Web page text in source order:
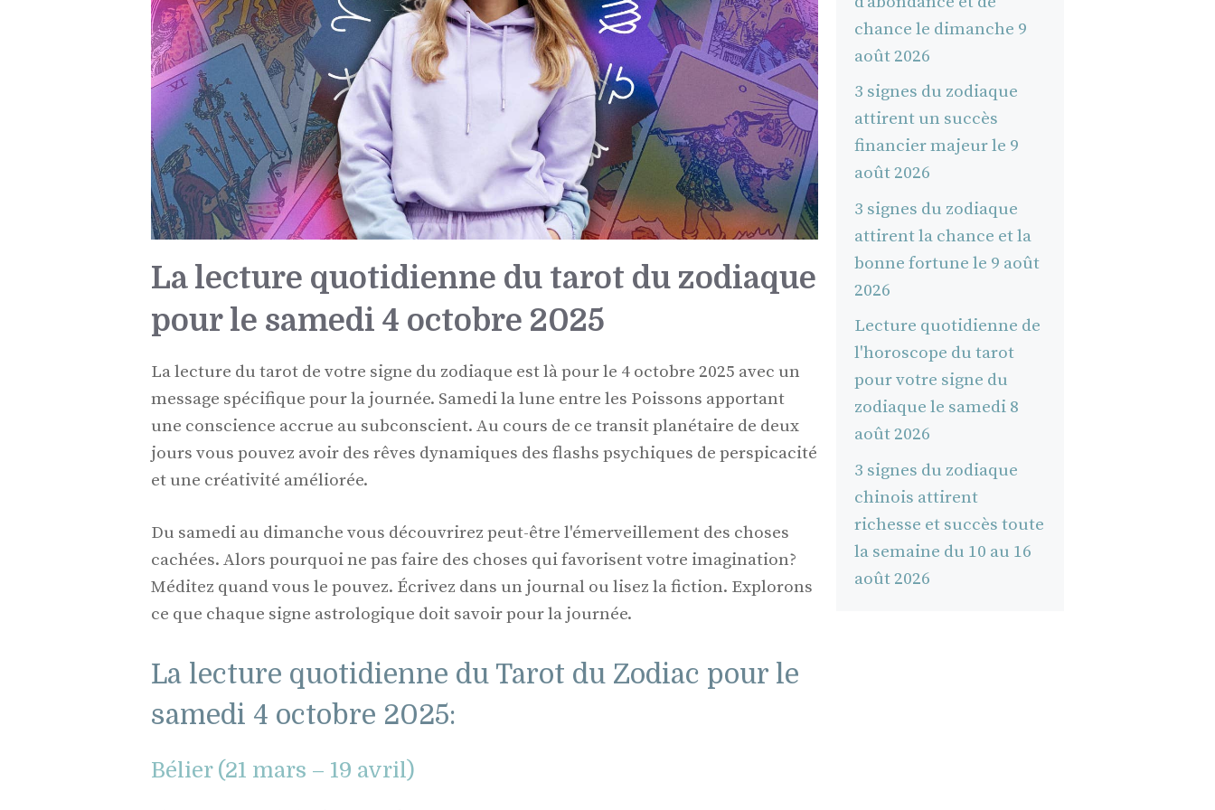
La lecture quotidienne du tarot du zodiaque
pour le samedi 4 octobre 2025
La lecture du tarot de votre signe du zodiaque est là pour le 4 octobre 2025 avec un
message spécifique pour la journée. Samedi la lune entre les Poissons apportant
une conscience accrue au subconscient. Au cours de ce transit planétaire de deux
jours vous pouvez avoir des rêves dynamiques des flashs psychiques de perspicacité
et une créativité améliorée.
Du samedi au dimanche vous découvrirez peut-être l'émerveillement des choses
cachées. Alors pourquoi ne pas faire des choses qui favorisent votre imagination?
Méditez quand vous le pouvez. Écrivez dans un journal ou lisez la fiction. Explorons
ce que chaque signe astrologique doit savoir pour la journée.
La lecture quotidienne du Tarot du Zodiac pour le
samedi 4 octobre 2025:
Bélier (21 mars – 19 avril)
chance le dimanche 9
août 2026
3 signes du zodiaque
attirent un succès
financier majeur le 9
août 2026
3 signes du zodiaque
attirent la chance et la
bonne fortune le 9 août
2026
Lecture quotidienne de
l'horoscope du tarot
pour votre signe du
zodiaque le samedi 8
août 2026
3 signes du zodiaque
chinois attirent
richesse et succès toute
la semaine du 10 au 16
août 2026